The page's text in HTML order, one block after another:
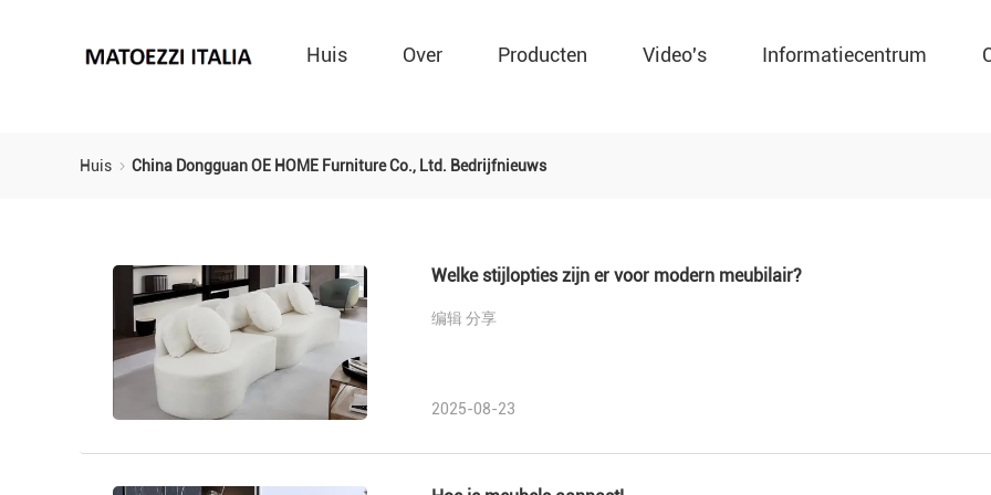
Huis Over Producten Video's Informatiecentrum
Huis China Dongguan OE HOME Furniture Co., Ltd. Bedrijfnieuws
Welke stijlopties zijn er voor modern meubilair?
编辑 分享
2025-08-23